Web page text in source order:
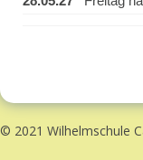
© 2021 Wilhelmschule